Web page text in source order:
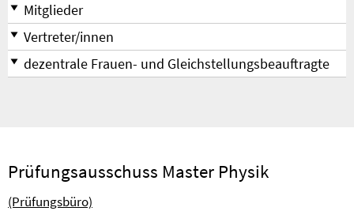
Mitglieder
Vertreter/innen
dezentrale Frauen- und Gleichstellungsbeauftragte
Prüfungsausschuss Master Physik
(Prüfungsbüro)